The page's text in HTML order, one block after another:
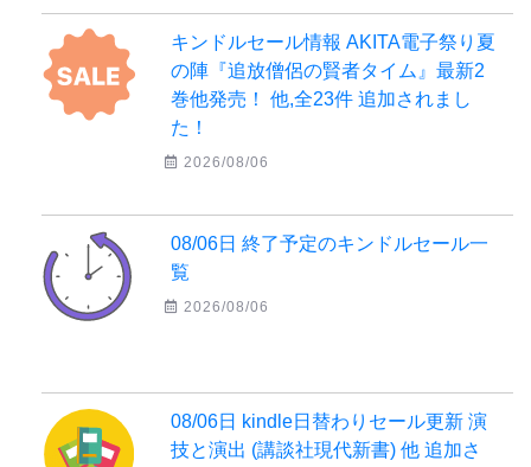
キンドルセール情報 AKITA電子祭り夏
の陣『追放僧侶の賢者タイム』最新2
巻他発売！ 他,全23件 追加されまし
た！
2026/08/06
08/06日 終了予定のキンドルセール一
覧
2026/08/06
08/06日 kindle日替わりセール更新 演
技と演出 (講談社現代新書) 他 追加さ